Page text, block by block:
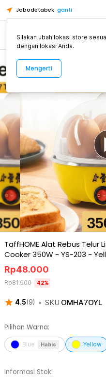
Jabodetabek ganti
Alat Kopi
TaffHOME Alat Rebus Telur
Cooker 350W - YS-203 -
4.5(9) • SKU OMHA7OYL
Rp48.000
Rp81.900 42%
Pilihan Warna:
Blue Habis Yellow
Informasi Stok:
Silakan ubah lokasi store
dengan lokasi Anda.
Mengerti